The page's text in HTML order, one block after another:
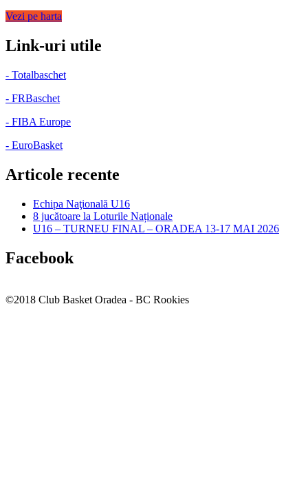
Vezi pe harta
Link-uri utile
- Totalbaschet
- FRBaschet
- FIBA Europe
- EuroBasket
Articole recente
Echipa Naţională U16
8 jucătoare la Loturile Naționale
U16 – TURNEU FINAL – ORADEA 13-17 MAI 2026
Facebook
©2018 Club Basket Oradea - BC Rookies